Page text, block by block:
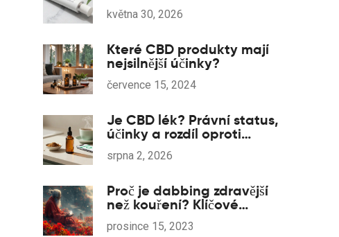
Průvodce pro rok 2026
května 30, 2026
Které CBD produkty mají
nejsilnější účinky?
července 15, 2024
Je CBD lék? Právní status,
účinky a rozdíl oproti
drogám v roce 2026
srpna 2, 2026
Proč je dabbing zdravější
než kouření? Klíčové
informace a výhody
prosince 15, 2023